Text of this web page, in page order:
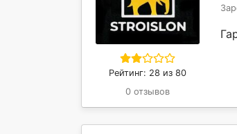
Рейтинг: 28 из 80
0 отзывов